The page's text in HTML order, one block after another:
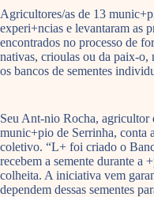
Agricultores/as de 13
experi+ncias e levantaram as
encontrados no processo de
nativas, crioulas ou da paix-o,
os bancos de sementes
Seu Ant-nio Rocha,
munic+pio de Serrinha, conta
coletivo. “L+ foi criado o
recebem a semente durante a
colheita. A iniciativa vem
dependem dessas sementes